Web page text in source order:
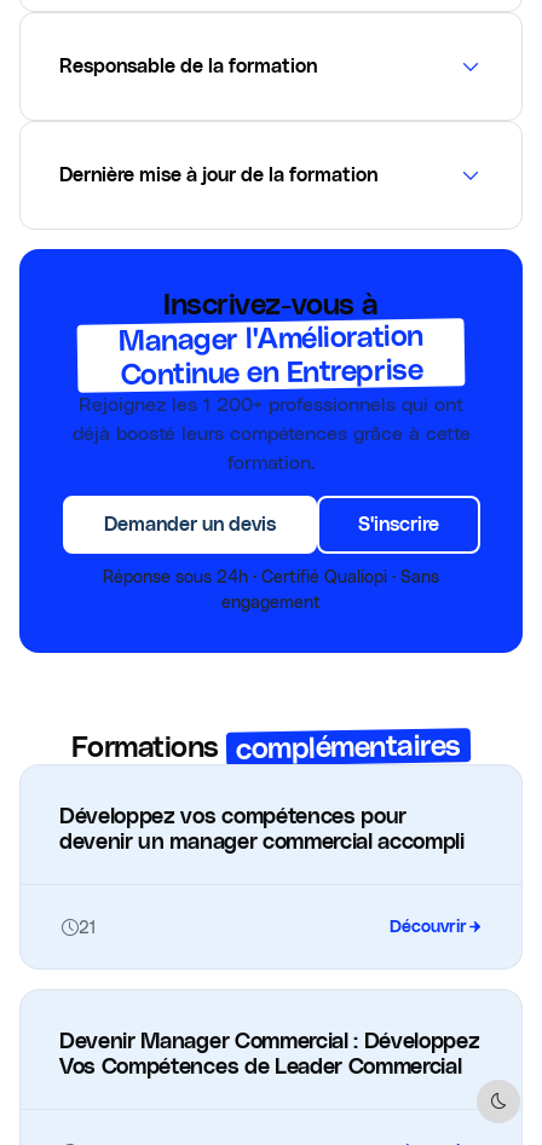
Responsable de la formation
Dernière mise à jour de la formation
Inscrivez-vous à
Manager l'Amélioration
Continue en Entreprise
Rejoignez les 1 200+ professionnels qui ont
déjà boosté leurs compétences grâce à cette
formation.
Demander un devis S'inscrire
Réponse sous 24h · Certifié Qualiopi · Sans
engagement
Formations complémentaires
Développez vos compétences pour
devenir un manager commercial accompli
21 Découvrir
Devenir Manager Commercial : Développez
Vos Compétences de Leader Commercial
Dark